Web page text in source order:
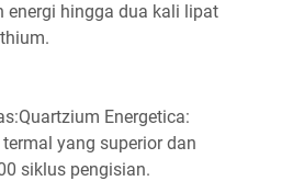
energi hingga dua kali lipat
Energetica:
yang superior dan
siklus pengisian.